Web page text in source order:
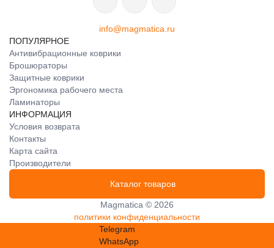
info@magmatica.ru
ПОПУЛЯРНОЕ
Антивибрационные коврики
Брошюраторы
Защитные коврики
Эргономика рабочего места
Ламинаторы
ИНФОРМАЦИЯ
Условия возврата
Контакты
Карта сайта
Производители
Каталог товаров
Magmatica © 2026
политики конфиденциальности
Telegram
WhatsApp